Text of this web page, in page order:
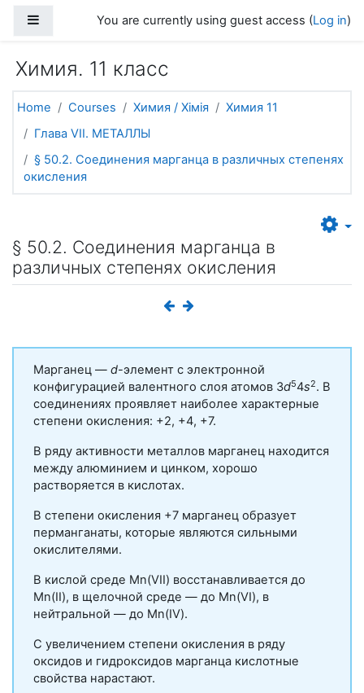
Side panelYou are currently using guest access (Log in)
Химия. 11 класс
Home Courses Химия / Хімія
Химия 11
Глава VII. МЕТАЛЛЫ
§ 50.2. Соединения марганца в различных степенях
окисления
§ 50.2. Соединения марганца в
различных степенях окисления
Марганец — d-элемент с электронной
конфигурацией валентного слоя атомов 3d54s2. В
соединениях проявляет наиболее характерные
степени окисления: +2, +4, +7.
В ряду активности металлов марганец находится
между алюминием и цинком, хорошо
растворяется в кислотах.
В степени окисления +7 марганец образует
перманганаты, которые являются сильными
окислителями.
В кислой среде Mn(VII) восстанавливается до
Mn(II), в щелочной среде — до Mn(VI), в
нейтральной — до Mn(IV).
С увеличением степени окисления в ряду
оксидов и гидроксидов марганца кислотные
свойства нарастают.